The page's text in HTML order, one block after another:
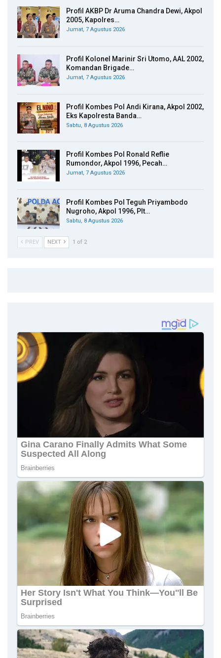
Profil AKBP Dr Aruma Chandra Dewi, Akpol
2005, Kapolres…
Jumat, 7 Agustus 2026
Profil Kolonel Marinir Sri Utomo, AAL 2002,
Komandan Brigade…
Jumat, 7 Agustus 2026
Profil Kombes Pol Andi Kirana, Akpol 2002,
Eks Kapolresta Banda…
Sabtu, 8 Agustus 2026
Profil Kombes Pol Ronald Reflie
Rumondor, Akpol 1996, Pecah…
Jumat, 7 Agustus 2026
Profil Kombes Pol Teguh Priyambodo
Nugroho, Akpol 1996, Plt…
Sabtu, 8 Agustus 2026
PREV NEXT 1 of 2